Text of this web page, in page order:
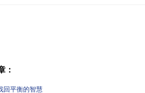
：
回平衡的智慧